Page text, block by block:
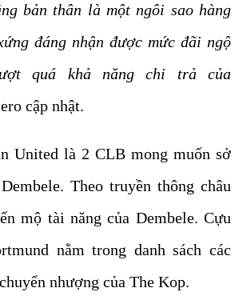
bản thân là một ngôi sao hàng
đáng nhận được mức đãi ngộ
quá khả năng chi trả của
cập nhật.
United là 2 CLB mong muốn sở
Theo truyền thông châu
mộ tài năng của Dembele. Cựu
nằm trong danh sách các
nhượng của The Kop.